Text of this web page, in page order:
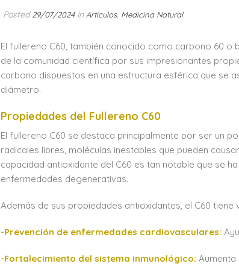
Posted 29/07/2024InArtículos, Medicina Natural
El fullereno C60, también conocido como carbono 60
de la comunidad científica por sus impresionantes
carbono dispuestos en una estructura esférica que se
diámetro.
Propiedades del Fullereno C60
El fullereno C60 se destaca principalmente por ser un
radicales libres, moléculas inestables que pueden
capacidad antioxidante del C60 es tan notable que se
enfermedades degenerativas.
Además de sus propiedades antioxidantes, el C60
-Prevención de enfermedades cardiovasculares:
-Fortalecimiento del sistema inmunológico: